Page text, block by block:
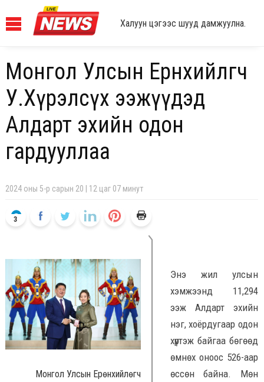
Халуун цэгээс шууд дамжуулна.
Монгол Улсын Ерөнхийлөгч
У.Хүрэлсүх ээжүүдэд
Алдарт эхийн одон
гардууллаа
2024 оны 5-р сарын 20 | 12 цаг 07 минут
3
Монгол Улсын Ерөнхийлөгч
Энэ жил улсын
хэмжээнд 11,294
ээж Алдарт эхийн
нэг, хоёрдугаар одон
хүртэж байгаа бөгөөд
өмнөх оноос 526-аар
өссөн байна. Мөн